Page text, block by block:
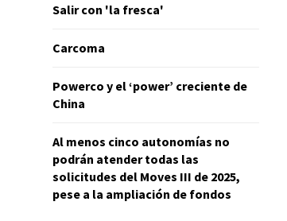
Salir con 'la fresca'
Carcoma
Powerco y el ‘power’ creciente de
China
Al menos cinco autonomías no
podrán atender todas las
solicitudes del Moves III de 2025,
pese a la ampliación de fondos